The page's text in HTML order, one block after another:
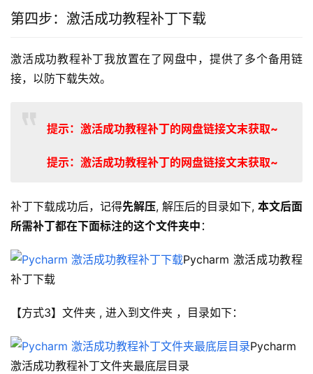
第四步：激活成功教程补丁下载
激活成功教程补丁我放置在了网盘中，提供了多个备用链
接，以防下载失效。
提示：激活成功教程补丁的网盘链接文末获取~
提示：激活成功教程补丁的网盘链接文末获取~
补丁下载成功后，记得先解压, 解压后的目录如下, 本文后面
所需补丁都在下面标注的这个文件夹中 ：
Pycharm 激活成功教程
补丁下载
【方式3】文件夹 , 进入到文件夹 ，目录如下：
Pycharm
激活成功教程补丁文件夹最底层目录